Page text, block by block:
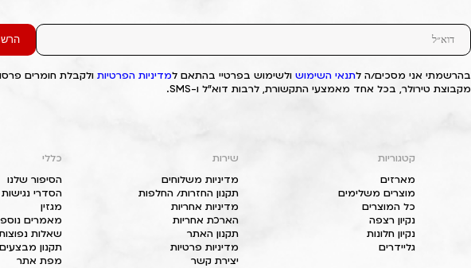
בהרשמתי אני מסכים/ה לתנאי השימוש ולשימוש בפרטיי בהתאם למדיניות הפרטיות ולקבלת חומרים
מקבוצת טירולר, בכל אחד מאמצעי התקשורת, לרבות דוא"ל ו-SMS.
קטגוריות
מארזים
מוצרים משלימים
כל המוצרים
נקיון רצפה
נקיון חלונות
גליידרים
שירות
מדיניות משלוחים
תקנון החזרות/ החלפות
מדיניות אחריות
הארכת אחריות
תקנון האתר
מדיניות פרטיות
יצירת קשר
כללי
הסיפור שלנו
הסדרי נגישות
מגזין
מאמרים
שאלות
תקנון מבצעים
מפת אתר